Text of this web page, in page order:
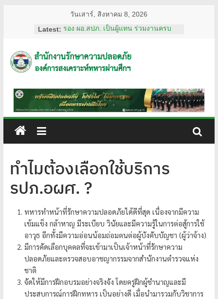
วันเสาร์, สิงหาคม 8, 2026
Latest: รอง ผอ.สปภ. เป็นผู้แทน ร่วมงานครบ
ผอ.สปภ. เดินทางตรวจเยี่ยมเจ้าหน้าที่
รปภ. ณ ศูนย์การแพทย์ปัญญานันทภิกขุ
ศรีนครินทรวิโรฒ
การทงทะเบียน แอป รปภ.สปภ.
เลขานุการ อผศ. และคุณปริศนา กล่ำ
พินิจ พร้อมด้วยสื่อมวลชน เข้าเยี่ยมชม
ปลอดภัย อผศ.
รักษาความปลอดภัย ตรวจเยี่ยมการ
ปฏิบัติงานเจ้าหน้าที่รักษาความปลอดภัย
ณ สวนวชิรเบญจทัศ (สวนรถไฟ)
สำนักงาน
รักษา
ความ
ปลอดภัย
อผศ.
ปลอดภัย
โปร่งใส
มาตรฐาน
ทหารผ่านศึก
ไทย
ทำไมต้องเลือกใช้บริการ
รปภ.อผศ. ?
ทหารทำหน้าที่รักษาความปลอดภัยได้ดีที่สุด เนื่องจากมีความ
เข้มแข็ง กล้าหาญ มีระเบียบ วินัยและมีความรู้ในการต่อสู้การใช้
อาวุธ อีกทั้งมีความอ่อนน้อมถ่อมตนต่อผู้บังคับบัญชา (ผู้ว่าจ้าง)
มีการคัดเลือกบุคคลที่จะเข้ามาเป็นเจ้าหน้าที่รักษาความ
ปลอดภัยและตรวจสอบอาชญากรรมจากสำนักงานตำรวจแห่ง
ชาติ
จัดให้มีการฝึกอบรมอย่างจริงจัง โดยครูฝึกผู้ชำนาญและมี
ประสบการณ์การฝึกทหาร เป็นอย่างดี เมื่อนำมารวมกับวิชาการ